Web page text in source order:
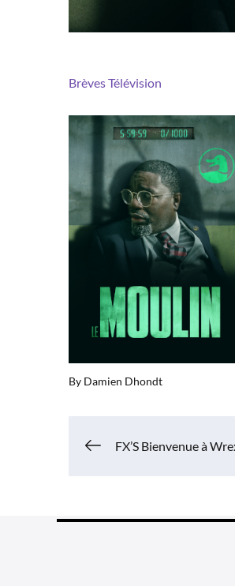
BrèvesTélévision
By Damien Dhondt
Navigation
FX’S Bienvenue à